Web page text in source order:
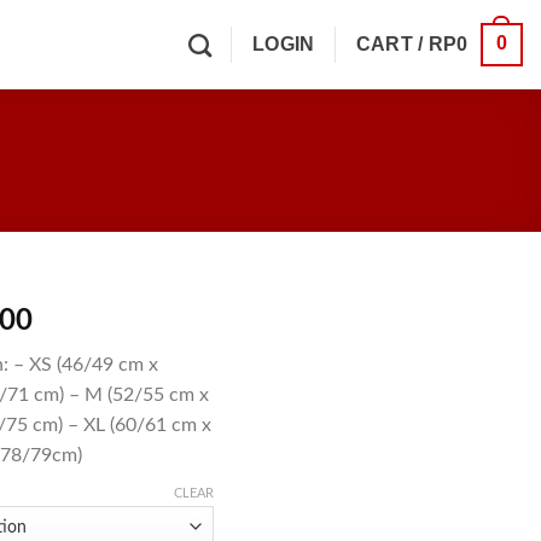
LOGIN CART / RP0 0
– XS (46/49 cm x
cm) – M (52/55 cm x
cm) – XL (60/61 cm x
79cm)
CLEAR